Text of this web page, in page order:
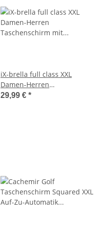
iX-brella full class XXL
Damen-Herren
Taschenschirm mit Auf-Zu-
29,99 € *